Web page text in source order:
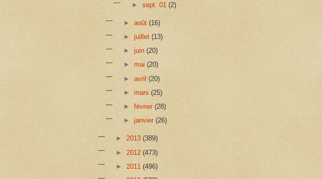
► sept. 01 (2)
►août(16)
►juillet(13)
►juin(20)
►mai(20)
►avril(20)
► mars(25)
►février(28)
►janvier(26)
► 2013 (389)
► 2012 (473)
► 2011 (496)